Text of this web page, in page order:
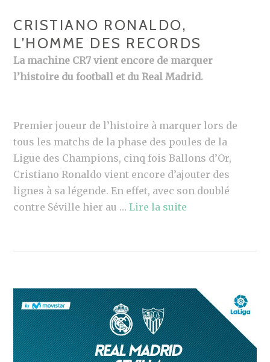
CRISTIANO RONALDO,
L’HOMME DES RECORDS
La machine CR7 vient encore de marquer
l’histoire du football et du Real Madrid.
Premier joueur de l’histoire à marquer lors de
tous les matchs de la phase des poules de la
Ligue des Champions, cinq fois Ballons d’Or,
Cristiano Ronaldo vient encore d’ajouter des
lignes à sa légende. En effet, avec son doublé
contre Séville hier au …Lire la suite